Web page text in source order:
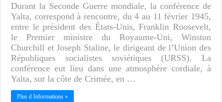
Durant la Seconde Guerre mondiale, la conférence de
Yalta, correspond à rencontre, du 4 au 11 février 1945,
entre le président des États-Unis, Franklin Roosevelt,
le Premier ministre du Royaume-Uni, Winston
Churchill et Joseph Staline, le dirigeant de l’Union des
Républiques socialistes soviétiques (URSS). La
conférence eut lieu dans une atmosphère cordiale, à
Yalta, sur la côte de Crimée, en …
Plus d Informations »